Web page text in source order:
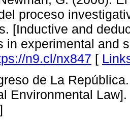
proceso
[Inductive and
in experimental and
n9.cl/nx847 [
de La
Environmental
]